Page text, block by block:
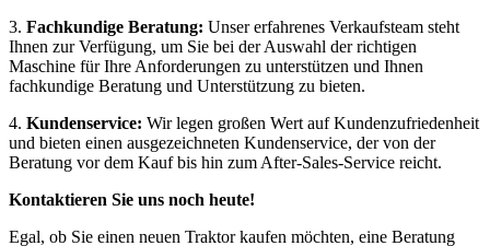
3. Fachkundige Beratung: Unser erfahrenes Verkaufsteam steht
Ihnen zur Verfügung, um Sie bei der Auswahl der richtigen
Maschine für Ihre Anforderungen zu unterstützen und Ihnen
fachkundige Beratung und Unterstützung zu bieten.
4. Kundenservice: Wir legen großen Wert auf Kundenzufriedenheit
und bieten einen ausgezeichneten Kundenservice, der von der
Beratung vor dem Kauf bis hin zum After-Sales-Service reicht.
Kontaktieren Sie uns noch heute!
Egal, ob Sie einen neuen Traktor kaufen möchten, eine Beratung